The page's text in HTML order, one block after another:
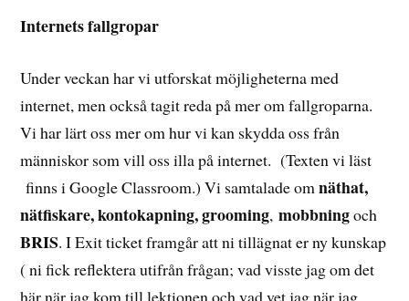
Internets fallgropar
Under veckan har vi utforskat möjligheterna med
internet, men också tagit reda på mer om fallgroparna.
Vi har lärt oss mer om hur vi kan skydda oss från
människor som vill oss illa på internet. (Texten vi läst
finns i Google Classroom.) Vi samtalade omnäthat,
nätfiskare, kontokapning, grooming,mobbningoch
BRIS. I Exit ticket framgår att ni tillägnat er ny kunskap
( ni fick reflektera utifrån frågan; vad visste jag om det